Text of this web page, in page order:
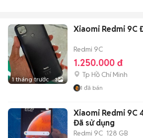
1 tháng trước 3
Xiaomi Redmi 9C
Redmi 9C
1.250.000 đ
Tp Hồ Chí Minh
1 đã bán
Xiaomi Redmi 9C
Đã sử dụng
Redmi 9C 128 GB